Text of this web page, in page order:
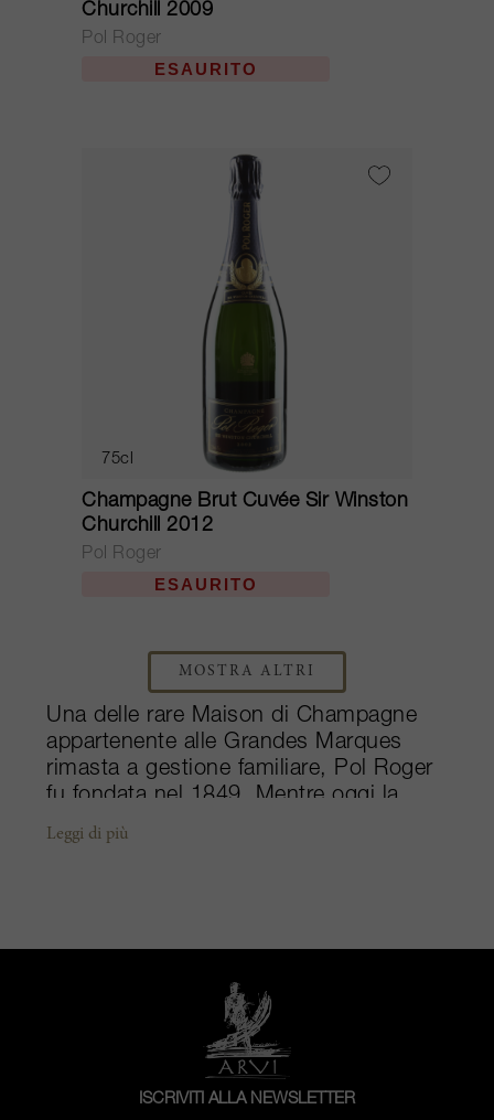
Churchill 2009
Pol Roger
ESAURITO
75cl
Champagne Brut Cuvée Sir Winston
Churchill 2012
Pol Roger
ESAURITO
MOSTRA ALTRI
Una delle rare Maison di Champagne
appartenente alle Grandes Marques
rimasta a gestione familiare, Pol Roger
fu fondata nel 1849. Mentre oggi la
grande tenuta attira l'attenzione
mondiale, storicamente personaggi
Champagne, circa dieci anni dopo la
sua morte, Pol Roger creò addirittura
una cuvée in suo onore, il superbo
Champagne Cuvée Sir Winston
Churchill. Celebre per la grande
eleganza e complessità, la Maison
Leggi di più
ISCRIVITI ALLA NEWSLETTER